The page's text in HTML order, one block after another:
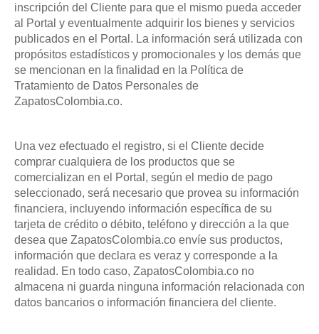
inscripción del Cliente para que el mismo pueda acceder
al Portal y eventualmente adquirir los bienes y servicios
publicados en el Portal. La información será utilizada con
propósitos estadísticos y promocionales y los demás que
se mencionan en la finalidad en la Política de
Tratamiento de Datos Personales de
ZapatosColombia.co.
Una vez efectuado el registro, si el Cliente decide
comprar cualquiera de los productos que se
comercializan en el Portal, según el medio de pago
seleccionado, será necesario que provea su información
financiera, incluyendo información específica de su
tarjeta de crédito o débito, teléfono y dirección a la que
desea que ZapatosColombia.co envíe sus productos,
información que declara es veraz y corresponde a la
realidad. En todo caso, ZapatosColombia.co no
almacena ni guarda ninguna información relacionada con
datos bancarios o información financiera del cliente.